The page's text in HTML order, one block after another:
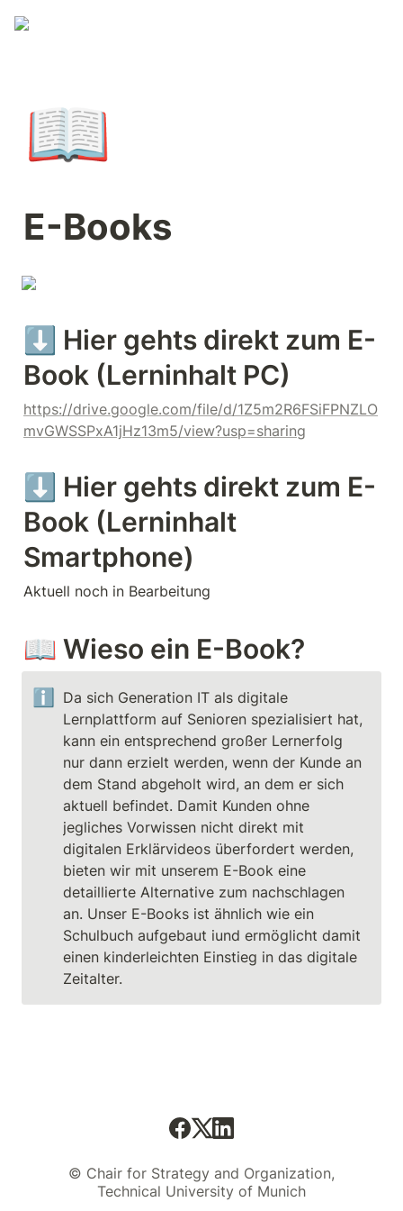
📖
E-Books
⬇️ Hier gehts direkt zum E-
Book (Lerninhalt PC)
https://drive.google.com/file/d/1Z5m2R6FSiFPNZLO
mvGWSSPxA1jHz13m5/view?usp=sharing
⬇️ Hier gehts direkt zum E-
Book (Lerninhalt
Smartphone)
Aktuell noch in Bearbeitung
📖 Wieso ein E-Book?
ℹ️
Da sich Generation IT als digitale
Lernplattform auf Senioren spezialisiert hat,
kann ein entsprechend großer Lernerfolg
nur dann erzielt werden, wenn der Kunde an
dem Stand abgeholt wird, an dem er sich
aktuell befindet. Damit Kunden ohne
jegliches Vorwissen nicht direkt mit
digitalen Erklärvideos überfordert werden,
bieten wir mit unserem E-Book eine
detaillierte Alternative zum nachschlagen
an. Unser E-Books ist ähnlich wie ein
Schulbuch aufgebaut iund ermöglicht damit
einen kinderleichten Einstieg in das digitale
Zeitalter.
© Chair for Strategy and Organization,
Technical University of Munich